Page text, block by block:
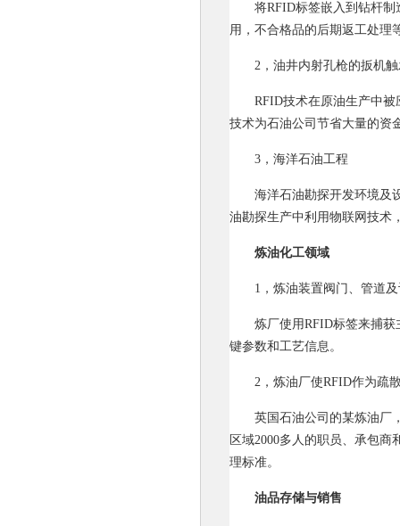
将RFID标签嵌入到钻杆
用，不合格品的后期返工处理
2，油井内射孔枪的扳机触
RFID技术在原油生产中
技术为石油公司节省大量的资
3，海洋石油工程
海洋石油勘探开发环境及
油勘探生产中利用物联网技术
炼油化工领域
1，炼油装置阀门、管道
炼厂使用RFID标签来捕
键参数和工艺信息。
2，炼油厂使RFID作为疏
英国石油公司的某炼油厂
区域2000多人的职员、承包
理标准。
油品存储与销售